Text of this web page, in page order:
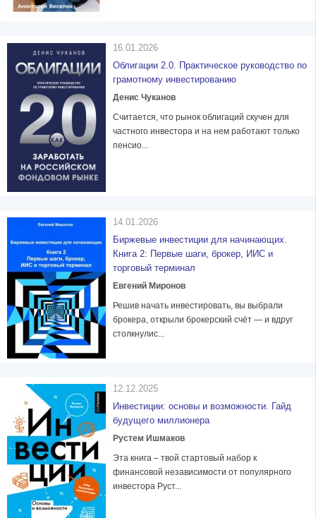
16.01.2026
Облигации 2.0. Практическое руководство по
грамотному инвестированию
Денис Чуканов
Считается, что рынок облигаций скучен для
частного инвестора и на нем работают только
пенсио...
14.01.2026
Биржевые инвестиции для начинающих.
Книга 2: Первые шаги, брокер, ИИС и
торговый терминал
Евгений Миронов
Решив начать инвестировать, вы выбрали
брокера, открыли брокерский счёт — и вдруг
столкнулис...
12.12.2025
Инвестиции: основы и возможности. Гайд
будущего миллионера
Рустем Ишмаков
Эта книга – твой стартовый набор к
финансовой независимости от популярного
инвестора Руст...